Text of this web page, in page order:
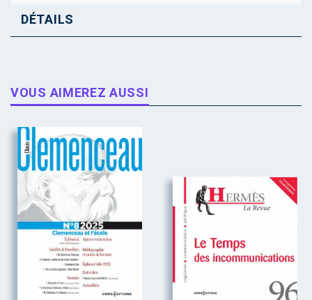
DÉTAILS
VOUS AIMEREZ AUSSI